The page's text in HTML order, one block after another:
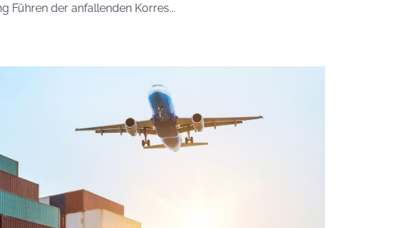
der anfallenden Korres...